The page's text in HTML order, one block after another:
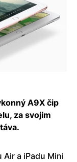
A9X čip
za svojim
Air a iPadu Mini